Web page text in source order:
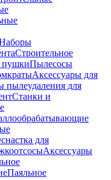
Строительное
пушкиПылесосы
Аксессуары для
пылеудаления для
Станки и
для
Аксессуары
Паяльное